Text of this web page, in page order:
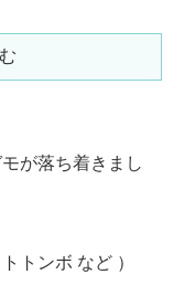
が落ち着きまし
トンボ など ）